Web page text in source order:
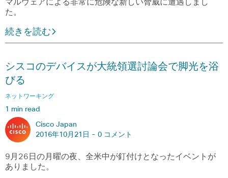
マルウェアによる非常に危険な新しい脅威に遭遇しまし
た。
続きを読む
シスコのデバイスが大統領選討論会で脚光を浴
びる
ネットワーキング
1 min read
Cisco Japan
2016年10月21日 - 0 コメント
9月26日の月曜の夜、全米中が釘付けとなったイベントが
ありました。